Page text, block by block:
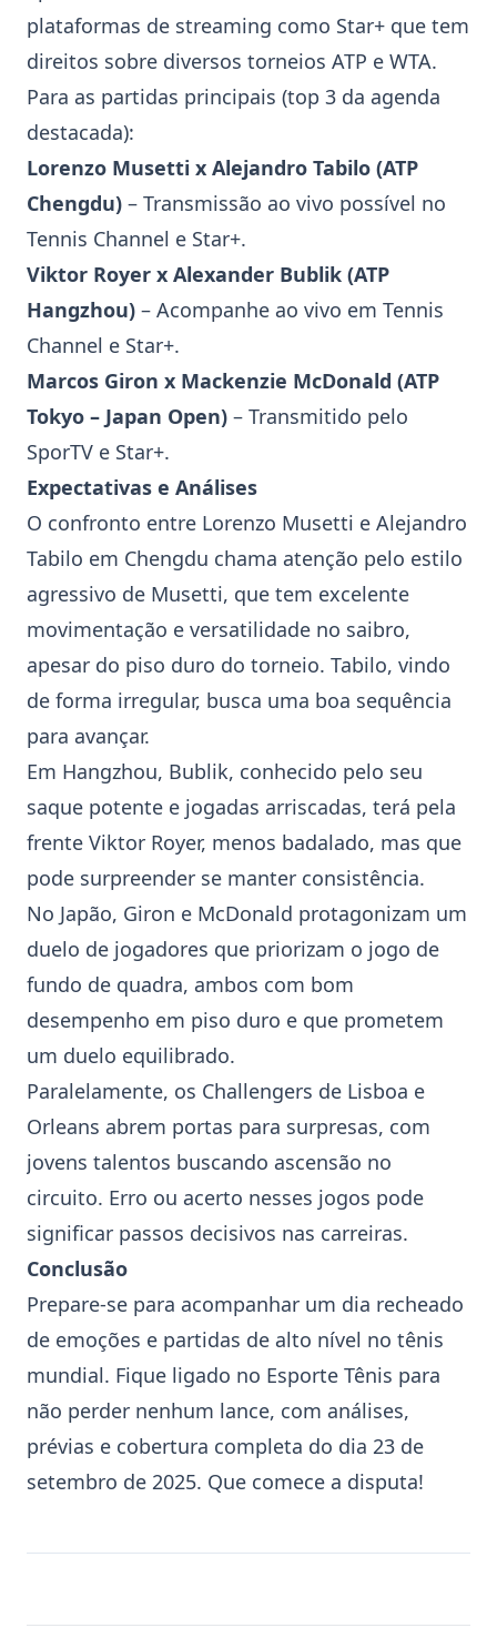
plataformas de streaming como Star+ que tem
direitos sobre diversos torneios ATP e WTA.
Para as partidas principais (top 3 da agenda
destacada):
Lorenzo Musetti x Alejandro Tabilo (ATP
Chengdu) – Transmissão ao vivo possível no
Tennis Channel e Star+.
Viktor Royer x Alexander Bublik (ATP
Hangzhou) – Acompanhe ao vivo em Tennis
Channel e Star+.
Marcos Giron x Mackenzie McDonald (ATP
Tokyo – Japan Open) – Transmitido pelo
SporTV e Star+.
Expectativas e Análises
O confronto entre Lorenzo Musetti e Alejandro
Tabilo em Chengdu chama atenção pelo estilo
agressivo de Musetti, que tem excelente
movimentação e versatilidade no saibro,
apesar do piso duro do torneio. Tabilo, vindo
de forma irregular, busca uma boa sequência
para avançar.
Em Hangzhou, Bublik, conhecido pelo seu
saque potente e jogadas arriscadas, terá pela
frente Viktor Royer, menos badalado, mas que
pode surpreender se manter consistência.
No Japão, Giron e McDonald protagonizam um
duelo de jogadores que priorizam o jogo de
fundo de quadra, ambos com bom
desempenho em piso duro e que prometem
um duelo equilibrado.
Paralelamente, os Challengers de Lisboa e
Orleans abrem portas para surpresas, com
jovens talentos buscando ascensão no
circuito. Erro ou acerto nesses jogos pode
significar passos decisivos nas carreiras.
Conclusão
Prepare-se para acompanhar um dia recheado
de emoções e partidas de alto nível no tênis
mundial. Fique ligado no Esporte Tênis para
não perder nenhum lance, com análises,
prévias e cobertura completa do dia 23 de
setembro de 2025. Que comece a disputa!